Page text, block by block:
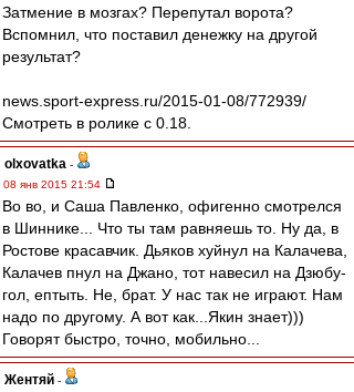
Затмение в мозгах? Перепутал ворота?
Вспомнил, что поставил денежку на другой
результат?
news.sport-express.ru/2015-01-08/772939/
Смотреть в ролике с 0.18.
olxovatka -
08 янв 2015 21:54
Во во, и Саша Павленко, офигенно смотрелся
в Шиннике... Что ты там равняешь то. Ну да, в
Ростове красавчик. Дьяков хуйнул на Калачева,
Калачев пнул на Джано, тот навесил на Дзюбу-
гол, ептыть. Не, брат. У нас так не играют. Нам
надо по другому. А вот как...Якин знает)))
Говорят быстро, точно, мобильно...
Жентяй -